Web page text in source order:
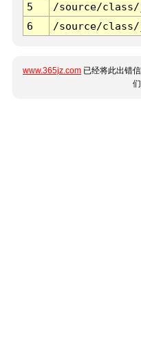
5
/source/
6
/source/
www.365jz.com 已经将此出错